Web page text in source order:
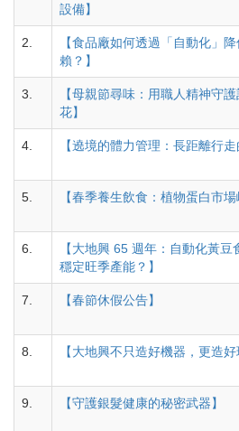
設備】
2.
【食品廠如何透過「自動化」
賴？】
3.
【母親節尋味：用職人精神守
花】
4. 【遶境的體力管理：長距離行走
5. 【春季養生飲食：植物蛋白市場
6.
【大地興 65 週年：自動化黃豆
穩定旺季產能？】
7. 【春節休假公告】
8. 【大地興不只造好機器，更造好
9. 【守護銀髮健康的秘密武器】